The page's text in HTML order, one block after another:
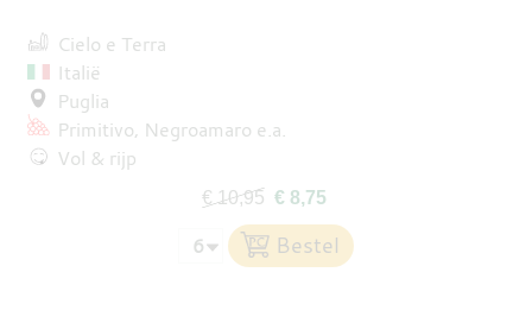
Cielo e Terra
Italië
Puglia
Primitivo Negroamaro e.a.
Vol & rijp
€ 10,95 € 8,75